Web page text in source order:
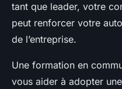
tant que leader, votre
peut renforcer votre
de l’entreprise.
Une formation en
vous aider à adopter